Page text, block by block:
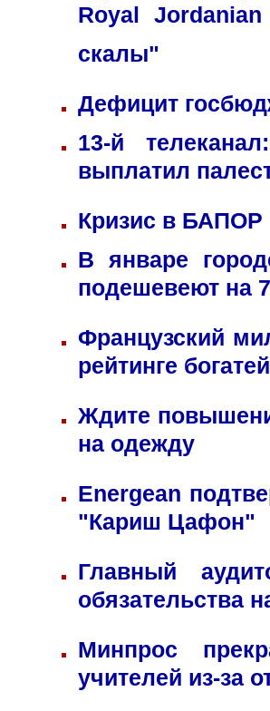
Royal
скалы"
Дефицит
13-й
выплатил
Кризис в БАПОР
В январе
подешевеют на
Французский
рейтинге
Ждите
на одежду
Energean
"Кариш Цафон"
Главный
обязательства
Минпрос
учителей из-за